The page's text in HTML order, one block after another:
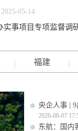
2025-05-14
实事项目专项监督调
福建
央企人事 |
2026-08-07
东航：国内